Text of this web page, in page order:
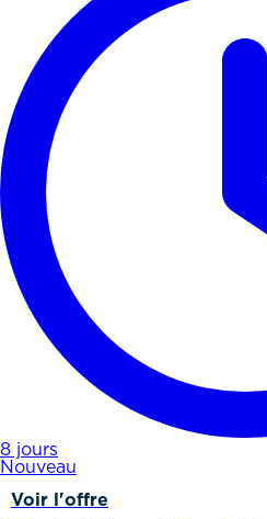
8 jours
Nouveau
Voir l'offre